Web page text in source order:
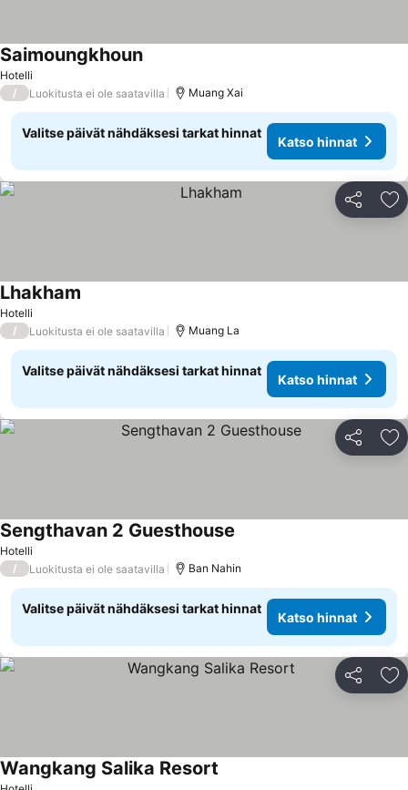
Hotelli
Saimoungkhoun
/ Luokitusta ei ole saatavilla Muang Xai
Valitse päivät nähdäksesi tarkat hinnat
Katso hinnat
Jaa
Hotelli
Lhakham
/ Luokitusta ei ole saatavilla Muang La
Valitse päivät nähdäksesi tarkat hinnat
Katso hinnat
Jaa
Hotelli
Sengthavan 2 Guesthouse
/ Luokitusta ei ole saatavilla Ban Nahin
Valitse päivät nähdäksesi tarkat hinnat
Katso hinnat
Jaa
Wangkang Salika Resort